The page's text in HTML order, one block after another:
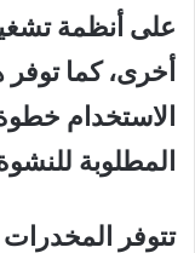
على أنظمة
أخرى، كما
الاستخدام
المطلوبة
تتوفر